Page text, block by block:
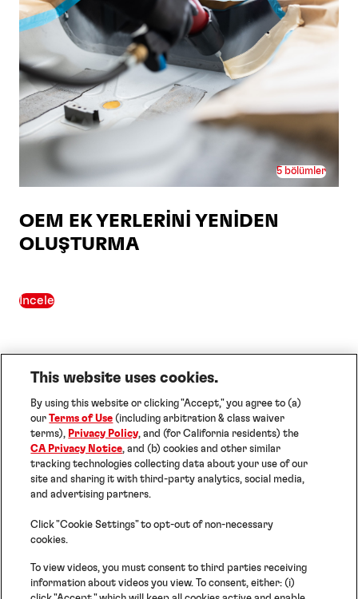
5 bölümler
OEM EK YERLERİNİ YENİDEN
OLUŞTURMA
İncele
Künye
Kullanım Koşulları
Veri Koruma Beyanı
Çerezler
©2026 Turk Henkel Kimya Sanayi AS. TÜM
HAKLARI SAKLIDIR.
This website uses cookies.
By using this website or clicking "Accept," you agree to (a)
ourTerms of Use (including arbitration & class waiver
terms), Privacy Policy, and (for California residents) the
CA Privacy Notice, and (b) cookies and other similar
tracking technologies collecting data about your use of our
site and sharing it with third-party analytics, social media,
and advertising partners.
Click "Cookie Settings" to opt-out of non-necessary
cookies.
To view videos, you must consent to third parties receiving
information about videos you view. To consent, either: (i)